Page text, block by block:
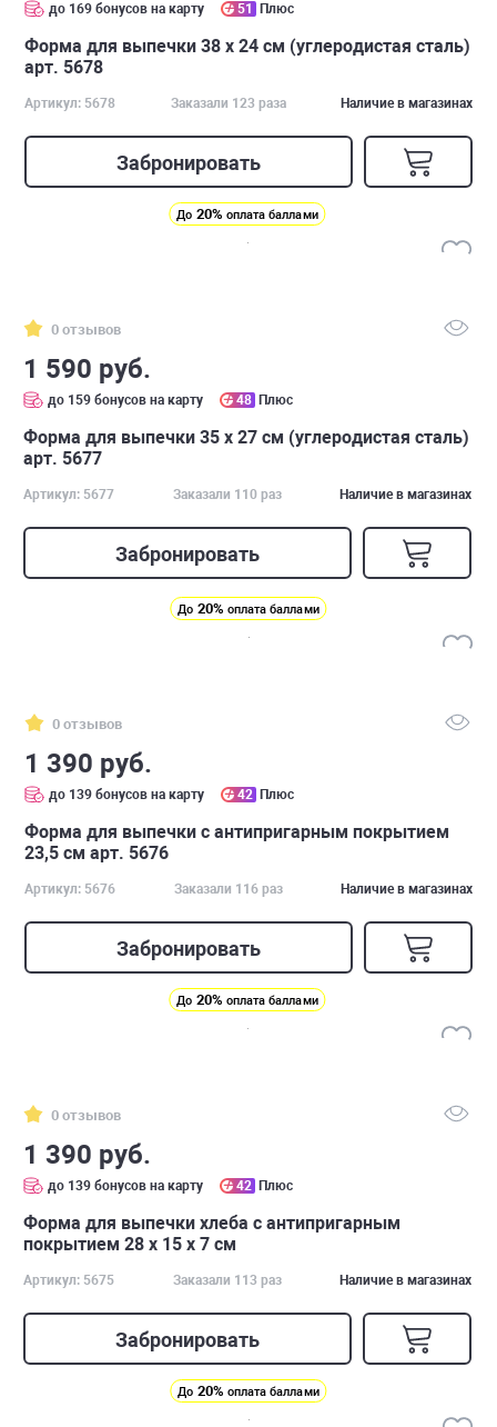
до 169 бонусов на карту 51 Плюс
Форма для выпечки 38 х 24 см (углеродистая сталь)
арт. 5678
Артикул: 5678 Заказали 123 раза Наличие в магазинах
Забронировать
До 20% оплата баллами
0 отзывов
1 590 руб.
до 159 бонусов на карту 48 Плюс
Форма для выпечки 35 х 27 см (углеродистая сталь)
арт. 5677
Артикул: 5677 Заказали 110 раз Наличие в магазинах
Забронировать
До 20% оплата баллами
0 отзывов
1 390 руб.
до 139 бонусов на карту 42 Плюс
Форма для выпечки с антипригарным покрытием
23,5 см арт. 5676
Артикул: 5676 Заказали 116 раз Наличие в магазинах
Забронировать
До 20% оплата баллами
0 отзывов
1 390 руб.
до 139 бонусов на карту 42 Плюс
Форма для выпечки хлеба с антипригарным
покрытием 28 x 15 x 7 см
Артикул: 5675 Заказали 113 раз Наличие в магазинах
Забронировать
До 20% оплата баллами